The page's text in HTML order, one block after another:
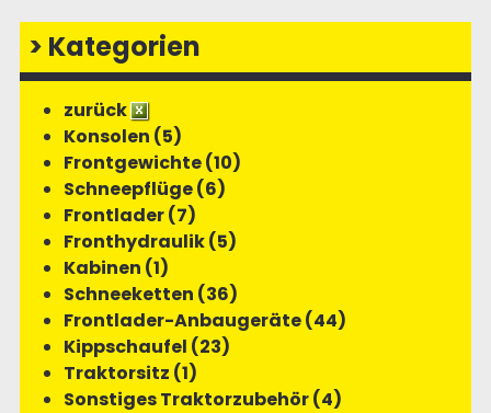
> Kategorien
zurück
Konsolen (5)
Frontgewichte (10)
Schneepflüge (6)
Frontlader (7)
Fronthydraulik (5)
Kabinen (1)
Schneeketten (36)
Frontlader-Anbaugeräte (44)
Kippschaufel (23)
Traktorsitz (1)
Sonstiges Traktorzubehör (4)